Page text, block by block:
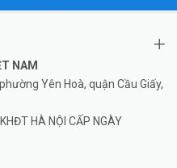
NAM
Yên Hoà, quận Cầu Giấy,
HÀ NỘI CẤP NGÀY